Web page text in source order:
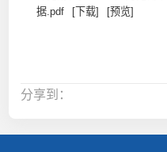
据.pdf
[下载] [预览]
分享到：